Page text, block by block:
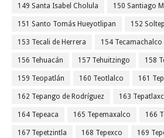
149 Santa Isabel Cholula 150 Santiago
151 Santo Tomás Hueyotlipan 152
153 Tecali de Herrera 154 Tecamachalco
156 Tehuacán 157 Tehuitzingo 158
159 Teopatlán 160 Teotlalco 161
162 Tepango de Rodríguez 163
164 Tepeaca 165 Tepemaxalco 166
167 Tepetzintla 168 Tepexco 169